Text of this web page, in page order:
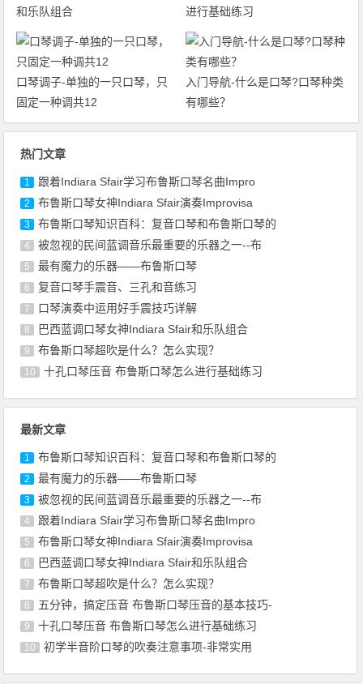
和乐队组合
进行基础练习
口琴调子-单独的一只口琴，只
固定一种调共12
入门导航-什么是口琴?口琴种类
有哪些？
热门文章
1 跟着Indiara Sfair学习布鲁斯口琴名曲Impro
2 布鲁斯口琴女神Indiara Sfair演奏Improvisa
3 布鲁斯口琴知识百科：复音口琴和布鲁斯口琴的
4 被忽视的民间蓝调音乐最重要的乐器之一--布
5 最有魔力的乐器——布鲁斯口琴
6 复音口琴手震音、三孔和音练习
7 口琴演奏中运用好手震技巧详解
8 巴西蓝调口琴女神Indiara Sfair和乐队组合
9 布鲁斯口琴超吹是什么？怎么实现？
10 十孔口琴压音 布鲁斯口琴怎么进行基础练习
最新文章
1 布鲁斯口琴知识百科：复音口琴和布鲁斯口琴的
2 最有魔力的乐器——布鲁斯口琴
3 被忽视的民间蓝调音乐最重要的乐器之一--布
4 跟着Indiara Sfair学习布鲁斯口琴名曲Impro
5 布鲁斯口琴女神Indiara Sfair演奏Improvisa
6 巴西蓝调口琴女神Indiara Sfair和乐队组合
7 布鲁斯口琴超吹是什么？怎么实现？
8 五分钟，搞定压音 布鲁斯口琴压音的基本技巧-
9 十孔口琴压音 布鲁斯口琴怎么进行基础练习
10 初学半音阶口琴的吹奏注意事项-非常实用